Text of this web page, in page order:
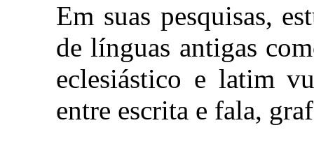
Em suas pesquisas,
de línguas antigas
eclesiástico e latim
entre escrita e fala,